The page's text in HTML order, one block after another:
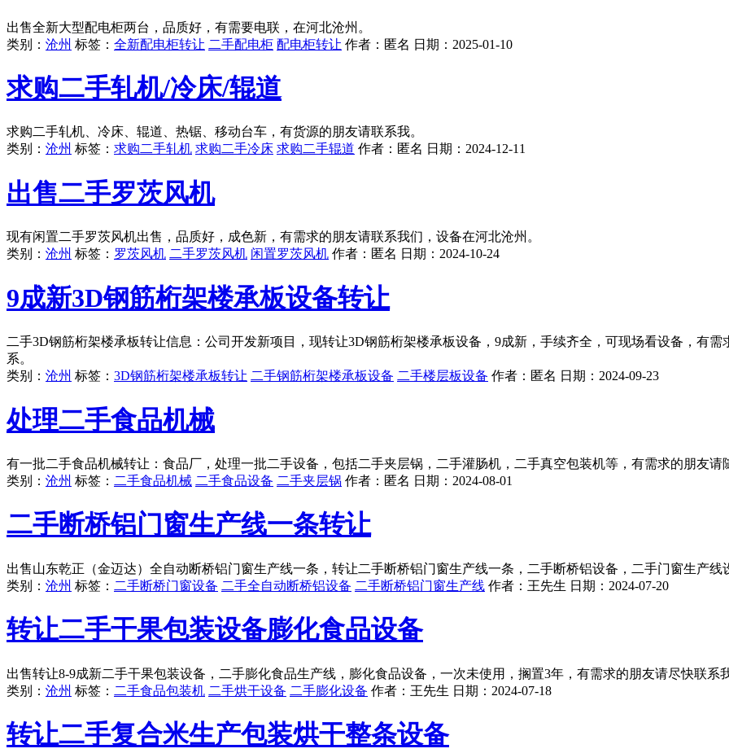
出售全新大型配电柜两台，品质好，有需要电联，在河北沧州。
类别： 沧州 标签： 全新配电柜转让 二手配电柜 配电柜转让 作者： 匿名 日期： 2025-01-10
求购二手轧机/冷床/辊道
求购二手轧机、冷床、辊道、热锯、移动台车，有货源的朋友请联系我。
类别： 沧州 标签： 求购二手轧机 求购二手冷床 求购二手辊道 作者： 匿名 日期： 2024-12-11
出售二手罗茨风机
现有闲置二手罗茨风机出售，品质好，成色新，有需求的朋友请联系我们，设备在河北沧州。
类别： 沧州 标签： 罗茨风机 二手罗茨风机 闲置罗茨风机 作者： 匿名 日期： 2024-10-24
9成新3D钢筋桁架楼承板设备转让
二手3D钢筋桁架楼承板转让信息：公司开发新项目，现转让3D钢筋桁架楼承板设备，9成新，手续齐全，可现场看设备，有
系。
类别： 沧州 标签： 3D钢筋桁架楼承板转让 二手钢筋桁架楼承板设备 二手楼层板设备 作者： 匿名 日期： 2024-09-23
处理二手食品机械
有一批二手食品机械转让：食品厂，处理一批二手设备，包括二手夹层锅，二手灌肠机，二手真空包装机等，有需求的朋友请
类别： 沧州 标签： 二手食品机械 二手食品设备 二手夹层锅 作者： 匿名 日期： 2024-08-01
二手断桥铝门窗生产线一条转让
出售山东乾正（金迈达）全自动断桥铝门窗生产线一条，转让二手断桥铝门窗生产线一条，二手断桥铝设备，二手门窗生产线
类别： 沧州 标签： 二手断桥门窗设备 二手全自动断桥铝设备 二手断桥铝门窗生产线 作者： 王先生 日期： 2024-07-20
转让二手干果包装设备膨化食品设备
出售转让8-9成新二手干果包装设备，二手膨化食品生产线，膨化食品设备，一次未使用，搁置3年，有需求的朋友请尽快联系我
类别： 沧州 标签： 二手食品包装机 二手烘干设备 二手膨化设备 作者： 王先生 日期： 2024-07-18
转让二手复合米生产包装烘干整条设备